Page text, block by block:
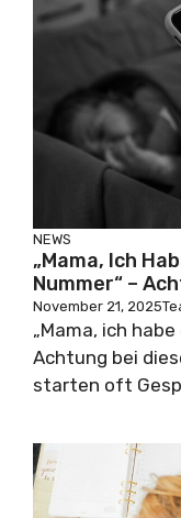
NEWS
„Mama, Ich
Nummer“ –
November 21, 2025
„Mama, ich
Achtung bei
starten oft